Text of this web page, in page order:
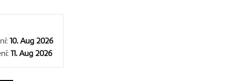
10. Aug 2026
11. Aug 2026